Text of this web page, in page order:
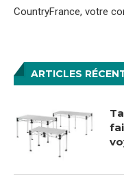
CountryFrance, votre
ARTICLES